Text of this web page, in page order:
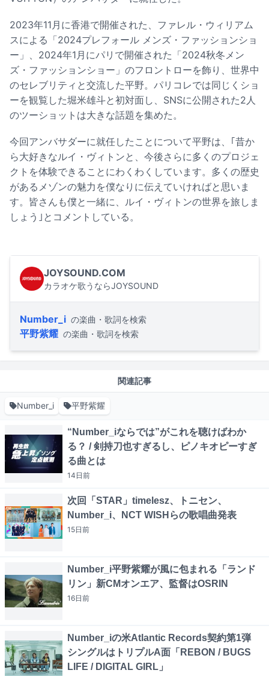
2023年11月に香港で開催された、ファレル・ウィリアム
スによる「2024プレフォール メンズ・ファッションショ
ー」、2024年1月にパリで開催された「2024秋冬メン
ズ・ファッションショー」のフロントローを飾り、世界中
のセレブリティと交流した平野。パリコレでは同じくショ
ーを観覧した堀米雄斗と初対面し、SNSに公開された2人
のツーショットは大きな話題を集めた。
今回アンバサダーに就任したことについて平野は、｢昔か
ら大好きなルイ・ヴィトンと、今後さらに多くのプロジェ
クトを体験できることにわくわくしています。多くの歴史
があるメゾンの魅力を僕なりに伝えていければと思いま
す。皆さんも僕と一緒に、ルイ・ヴィトンの世界を旅しま
しょう｣とコメントしている。
JOYSOUND.COM
カラオケ歌うならJOYSOUND
Number_i の楽曲・歌詞を検索
平野紫耀 の楽曲・歌詞を検索
関連記事
Number_i 平野紫耀
“Number_iならでは”がこれを聴けばわか
る？ / 剣持刀也すぎるし、ピノキオピーすぎ
る曲とは
14日前
次回「STAR」timelesz、トニセン、
Number_i、NCT WISHらの歌唱曲発表
15日前
Number_i平野紫耀が風に包まれる「ランド
リン」新CMオンエア、監督はOSRIN
16日前
Number_iの米Atlantic Records契約第1弾
シングルはトリプルA面「REBON / BUGS
LIFE / DIGITAL GIRL」